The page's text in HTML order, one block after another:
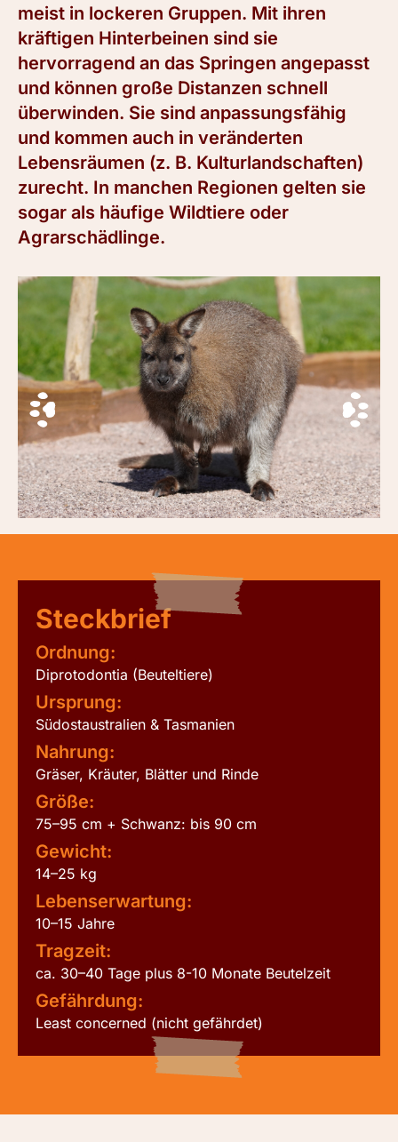
meist in lockeren Gruppen. Mit ihren
kräftigen Hinterbeinen sind sie
hervorragend an das Springen angepasst
und können große Distanzen schnell
überwinden. Sie sind anpassungsfähig
und kommen auch in veränderten
Lebensräumen (z. B. Kulturlandschaften)
zurecht. In manchen Regionen gelten sie
sogar als häufige Wildtiere oder
Agrarschädlinge.
Steckbrief
Ordnung:
Diprotodontia (Beuteltiere)
Ursprung:
Südostaustralien & Tasmanien
Nahrung:
Gräser, Kräuter, Blätter und Rinde
Größe:
75–95 cm + Schwanz: bis 90 cm
Gewicht:
14–25 kg
Lebenserwartung:
10–15 Jahre
Tragzeit:
ca. 30–40 Tage plus 8-10 Monate Beutelzeit
Gefährdung:
Least concerned (nicht gefährdet)